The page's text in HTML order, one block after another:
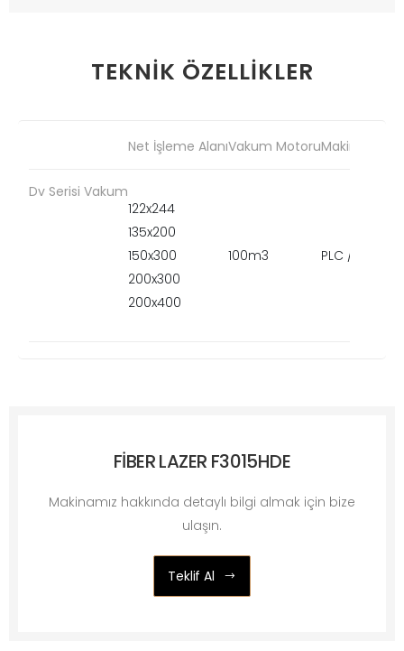
TEKNIK ÖZELLIKLER
Net İşleme AlanıVakum MotoruMakine
Dv Serisi Vakum
122x244
135x200
150x300
200x300
200x400
100m3 PLC / Manuel
FİBER LAZER F3015HDE
Makinamız hakkında detaylı bilgi almak için bize
ulaşın.
Teklif Al